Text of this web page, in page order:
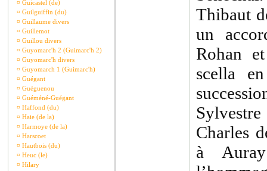
¤ Guicastel (de)
¤ Guilguiffin (du)
¤ Guillaume divers
¤ Guillemot
¤ Guillou divers
¤ Guyomarc'h 2 (Guimarc'h 2)
¤ Guyomarc'h divers
¤ Guyomarch 1 (Guimarc'h)
¤ Guégant
¤ Guéguenou
¤ Guéméné-Guégant
¤ Haffond (du)
¤ Haie (de la)
¤ Harmoye (de la)
¤ Harscoet
¤ Hautbois (du)
¤ Heuc (le)
¤ Hilary
Thibaut
un
Rohan
scella
Charles
à